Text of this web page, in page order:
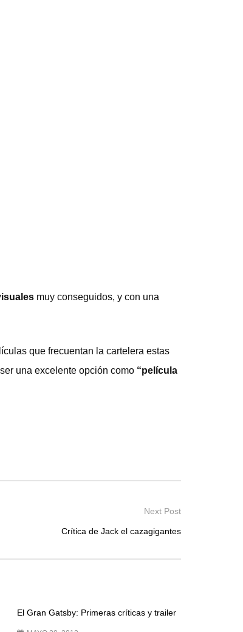
muy conseguidos, y con una
que frecuentan la cartelera estas
una excelente opción como “película
Next Post
Crítica de Jack el cazagigantes
El Gran Gatsby: Primeras críticas y trailer